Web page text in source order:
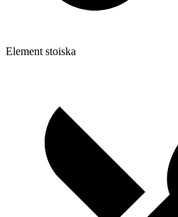
Element stoiska